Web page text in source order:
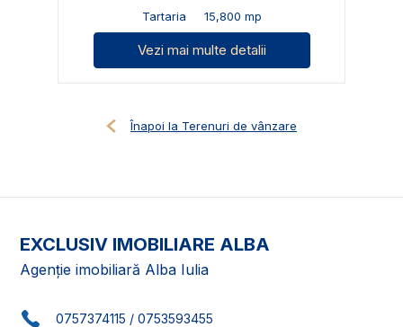
Tartaria
15,800 mp
Vezi mai multe detalii
Înapoi la Terenuri de vânzare
EXCLUSIV IMOBILIARE ALBA
Agenție imobiliară Alba Iulia
0757374115 / 0753593455